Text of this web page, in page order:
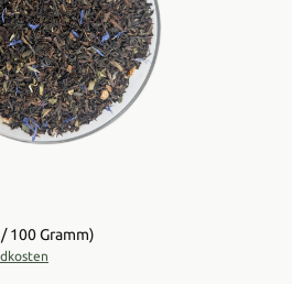
100 Gramm)